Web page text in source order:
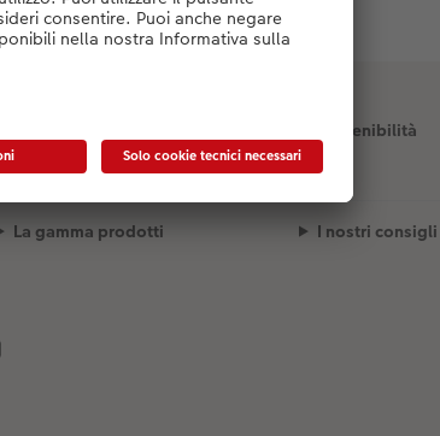
Sostenibilità
La gamma prodotti I nostri consigli